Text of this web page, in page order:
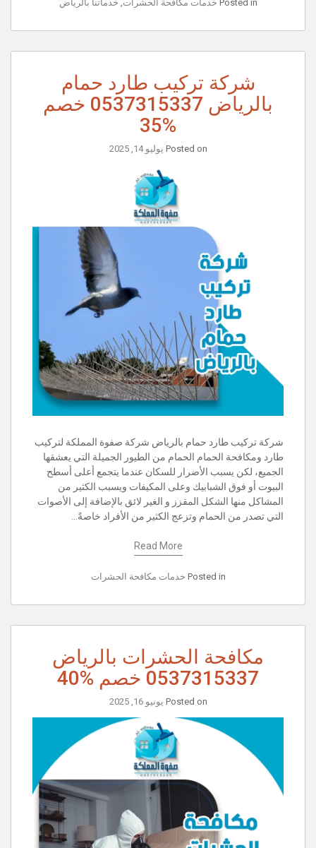
Posted in خدمات مكافحة الحشرات, خدماتنا بالرياض
شركة تركيب طارد حمام
بالرياض 0537315337 خصم
%35
Posted on يوليو 14, 2025
شركة تركيب طارد حمام بالرياض شركة صفوة المملكة لتركيب
طارد ومكافحة الحمام الحمام من الطيور الجميلة التي يعشقها
الجميع، لكن يسبب الأضرار للسكان عندما يتجمع أعلى أسطح
البيوت أو فوق الشبابيك وعلى المكيفات ويسبب الكثير من
المشاكل منها الشكل المقزز و الغير لائق بالإضافة إلى الأصوات
التي تصدر من الحمام وتزعج الكثير من الأفراد خاصةً…
Read More
Posted in خدمات مكافحة الحشرات
مكافحة الحشرات بالرياض
0537315337 خصم %40
Posted on يونيو 16, 2025